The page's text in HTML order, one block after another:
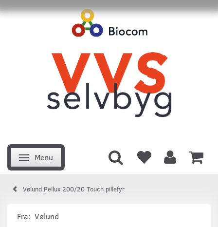
Skifte navigation
Menu
Vølund Pellux 200/20 Touch pillefyr
Fra: Vølund